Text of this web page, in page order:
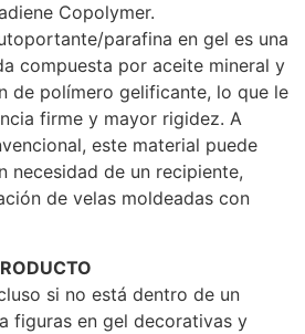
Copolymer.
parafina en gel es una
compuesta por aceite mineral y
de polímero gelificante, lo que le
firme y mayor rigidez. A
este material puede
necesidad de un recipiente,
de velas moldeadas con
si no está dentro de un
figuras en gel decorativas y